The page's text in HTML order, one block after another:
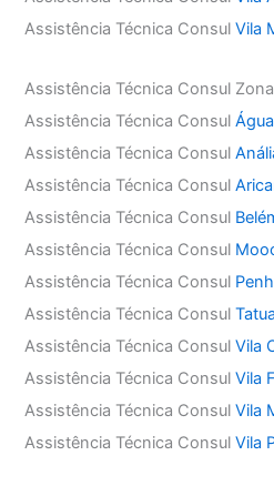
Assistência Técnica ConsulVila
Assistência Técnica Consul
Assistência Técnica Consul
Assistência Técnica Consul
Assistência Técnica Consul
Assistência Técnica Consul
Assistência Técnica Consul
Assistência Técnica Consul
Assistência Técnica Consul
Assistência Técnica ConsulVila
Assistência Técnica ConsulVila
Assistência Técnica ConsulVila
Assistência Técnica ConsulVila